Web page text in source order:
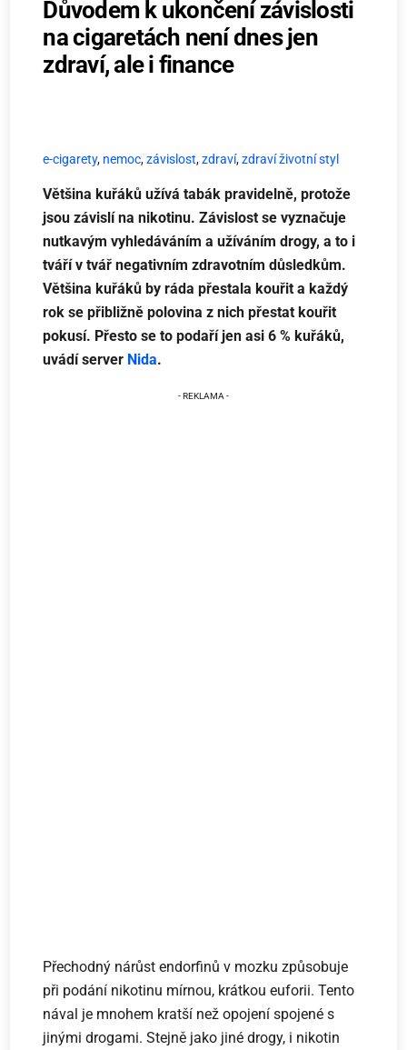
Důvodem k ukončení závislosti
na cigaretách není dnes jen
zdraví, ale i finance
e-cigarety, nemoc,závislost,zdraví,zdraví životní styl
Většina kuřáků užívá tabák pravidelně, protože
jsou závislí na nikotinu. Závislost se vyznačuje
nutkavým vyhledáváním a užíváním drogy, a to i
tváří v tvář negativním zdravotním důsledkům.
Většina kuřáků by ráda přestala kouřit a každý
rok se přibližně polovina z nich přestat kouřit
pokusí. Přesto se to podaří jen asi 6 % kuřáků,
uvádí server Nida.
Přechodný nárůst endorfinů v mozku způsobuje
při podání nikotinu mírnou, krátkou euforii. Tento
nával je mnohem kratší než opojení spojené s
jinými drogami. Stejně jako jiné drogy, i nikotin